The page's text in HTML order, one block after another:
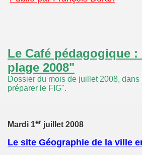
Le Café pédagogique :
plage 2008"
Dossier du mois de juillet 2008,
préparer le FIG".
Mardi 1er juillet 2008
Le site Géographie de la ville